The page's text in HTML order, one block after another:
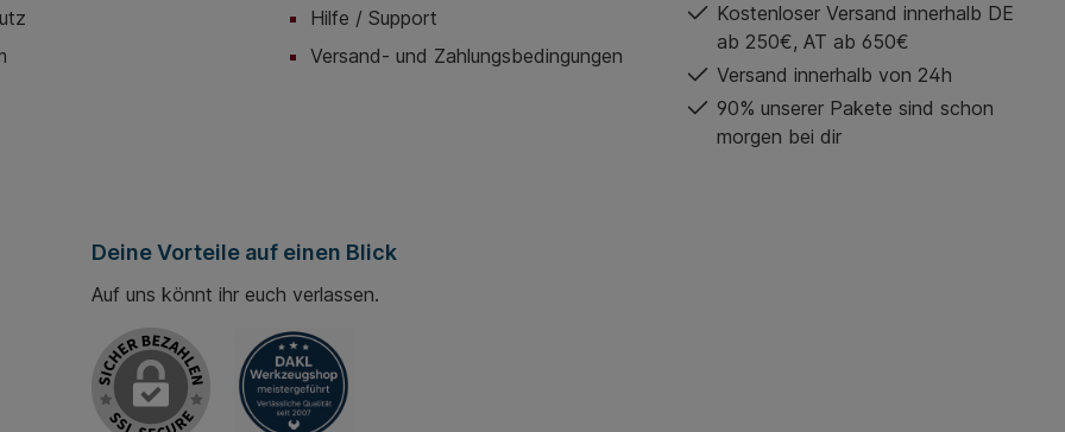
Hilfe / Support
Versand- und Zahlungsbedingungen
Kostenloser Versand innerhalb DE
ab 250€, AT ab 650€
Versand innerhalb von 24h
90% unserer Pakete sind schon
morgen bei dir
Deine Vorteile auf einen Blick
Auf uns könnt ihr euch verlassen.